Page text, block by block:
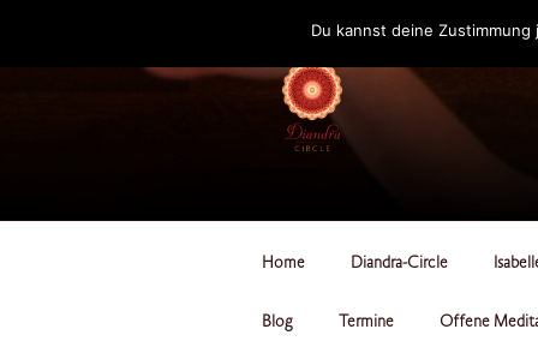
Home Diandra-Circle
Blog Termine Offene
Du kannst deine